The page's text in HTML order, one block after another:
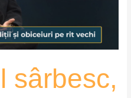
sârbesc,